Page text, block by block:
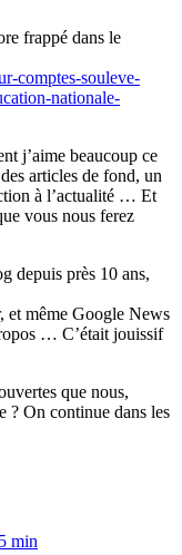
frappé dans le
comptes-souleve-
nationale-
j’aime beaucoup ce
articles de fond, un
à l’actualité … Et
vous nous ferez
depuis près 10 ans,
et même Google News
… C’était jouissif
que nous,
? On continue dans les
min